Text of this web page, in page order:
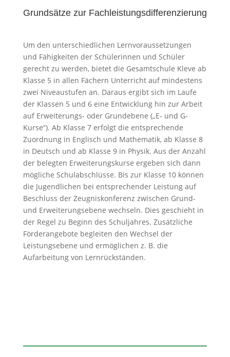
Grundsätze zur Fachleistungsdifferenzierung
Um den unterschiedlichen Lernvoraussetzungen
und Fähigkeiten der Schülerinnen und Schüler
gerecht zu werden, bietet die Gesamtschule Kleve ab
Klasse 5 in allen Fächern Unterricht auf mindestens
zwei Niveaustufen an. Daraus ergibt sich im Laufe
der Klassen 5 und 6 eine Entwicklung hin zur Arbeit
auf Erweiterungs- oder Grundebene („E- und G-
Kurse“). Ab Klasse 7 erfolgt die entsprechende
Zuordnung in Englisch und Mathematik, ab Klasse 8
in Deutsch und ab Klasse 9 in Physik. Aus der Anzahl
der belegten Erweiterungskurse ergeben sich dann
mögliche Schulabschlüsse. Bis zur Klasse 10 können
die Jugendlichen bei entsprechender Leistung auf
Beschluss der Zeugniskonferenz zwischen Grund-
und Erweiterungsebene wechseln. Dies geschieht in
der Regel zu Beginn des Schuljahres. Zusätzliche
Förderangebote begleiten den Wechsel der
Leistungsebene und ermöglichen z. B. die
Aufarbeitung von Lernrückständen.